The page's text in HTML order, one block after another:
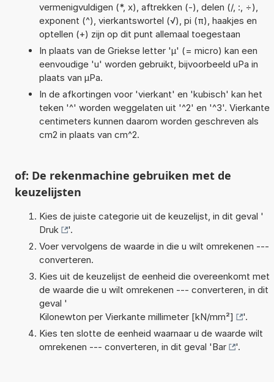
vermenigvuldigen (*, x), aftrekken (-), delen (/, :, ÷),
exponent (^), vierkantswortel (√), pi (π), haakjes en
optellen (+) zijn op dit punt allemaal toegestaan
In plaats van de Griekse letter 'µ' (= micro) kan een
eenvoudige 'u' worden gebruikt, bijvoorbeeld uPa in
plaats van µPa.
In de afkortingen voor 'vierkant' en 'kubisch' kan het
teken '^' worden weggelaten uit '^2' en '^3'. Vierkante
centimeters kunnen daarom worden geschreven als
cm2 in plaats van cm^2.
of: De rekenmachine gebruiken met de
keuzelijsten
Kies de juiste categorie uit de keuzelijst, in dit geval '
Druk
'.
Voer vervolgens de waarde in die u wilt omrekenen ---
converteren.
Kies uit de keuzelijst de eenheid die overeenkomt met
de waarde die u wilt omrekenen --- converteren, in dit
geval '
Kilonewton per Vierkante millimeter [kN/mm²]
'.
Kies ten slotte de eenheid waarnaar u de waarde wilt
omrekenen --- converteren, in dit geval 'Bar '.